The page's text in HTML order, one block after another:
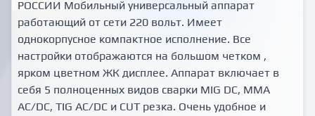
РОССИИ Мобильный универсальный аппарат
работающий от сети 220 вольт. Имеет
однокорпусное компактное исполнение. Все
настройки отображаются на большом четком ,
ярком цветном ЖК дисплее. Аппарат включает в
себя 5 полноценных видов сварки MIG DC, MMA
AC/DC, TIG AC/DC и CUT резка. Очень удобное и